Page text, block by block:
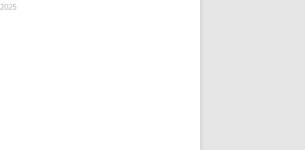
2025